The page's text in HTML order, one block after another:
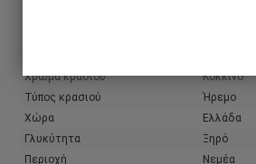
Χρώμα κρασιού
Κόκκινο
Τύπος κρασιού
Ήρεμο
Χώρα
Ελλάδα
Γλυκύτητα
Ξηρό
Περιοχή
Νεμέα